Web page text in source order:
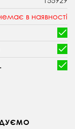
в наявності